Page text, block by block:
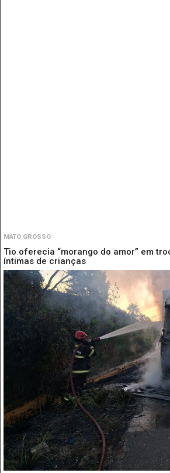
MATO GROSSO
Tio oferecia “morango do amor” em
íntimas de crianças